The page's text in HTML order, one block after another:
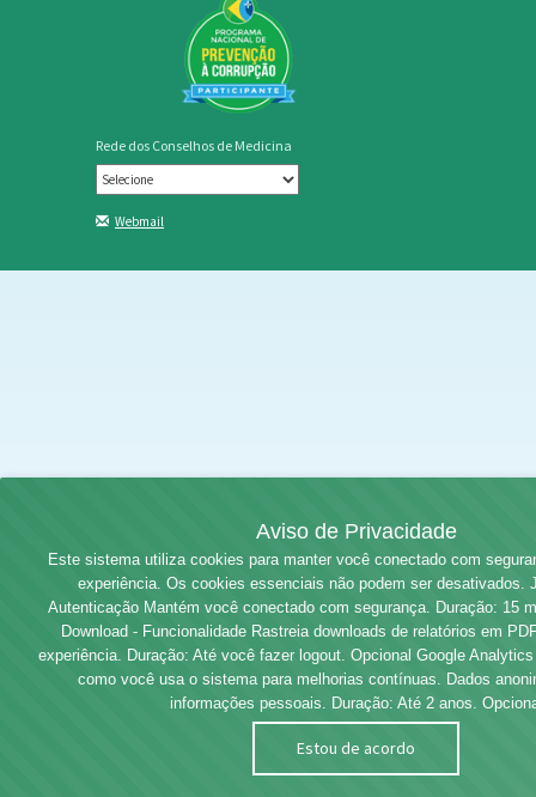
Rede dos Conselhos de Medicina
Webmail
Aviso de Privacidade
Este sistema utiliza cookies para manter você conectado com
experiência. Os cookies essenciais não podem ser desativados.
Autenticação Mantém você conectado com segurança. Duração: 15
Download - Funcionalidade Rastreia downloads de relatórios em
experiência. Duração: Até você fazer logout. Opcional Google
como você usa o sistema para melhorias contínuas. Dados
informações pessoais. Duração: Até 2 anos.
Estou de acordo